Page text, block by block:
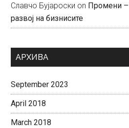
Славчо Бујароски on Промени –
развој на бизнисите
АРХИВА
September 2023
April 2018
March 2018